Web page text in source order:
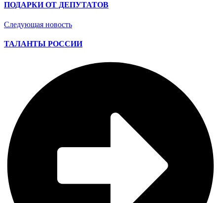
ПОДАРКИ ОТ ДЕПУТАТОВ
Следующая новость
ТАЛАНТЫ РОССИИ